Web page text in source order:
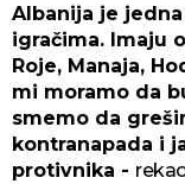
Albanija je
igračima. Imaju
Roje, Manaja,
mi moramo da
smemo da
kontranapada i
protivnika -